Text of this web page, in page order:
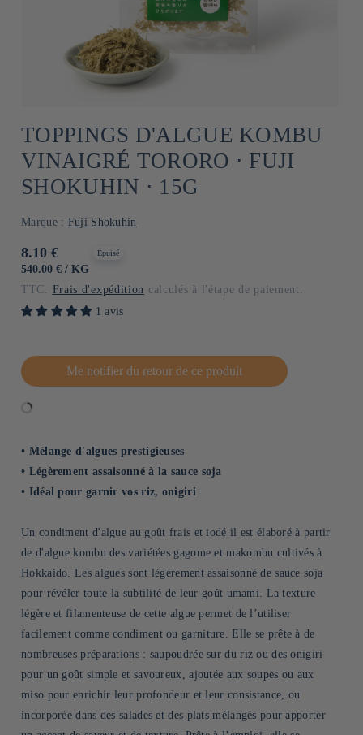
TOPPINGS D'ALGUE KOMBU
VINAIGRÉ TORORO ⋅ FUJI
SHOKUHIN ⋅ 15G
Marque : Fuji Shokuhin
Prix
habituel
8.10 €
PRIX
540.00 € / PAR
KG
Épuisé
TTC. Frais d'expédition calculés à l'étape de paiement.
1 avis
Me notifier du retour de ce produit
• Mélange d'algues prestigieuses
• Légèrement assaisonné à la sauce soja
• Idéal pour garnir vos riz, onigiri
Un condiment d'algue au goût frais et iodé il est élaboré à partir
de d'algue kombu des variétées gagome et makombu cultivés à
Hokkaido. Les algues sont légèrement assaisonné de sauce soja
pour révéler toute la subtilité de leur goût umami. La texture
légère et filamenteuse de cette algue permet de l’utiliser
facilement comme condiment ou garniture. Elle se prête à de
nombreuses préparations : saupoudrée sur du riz ou des onigiri
pour un goût simple et savoureux, ajoutée aux soupes ou aux
miso pour enrichir leur profondeur et leur consistance, ou
incorporée dans des salades et des plats mélangés pour apporter